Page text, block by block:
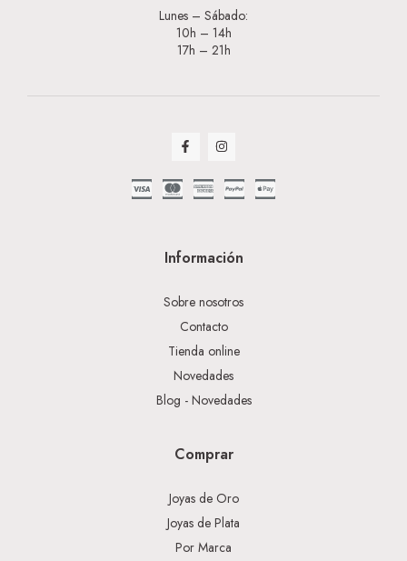
Lunes – Sábado:
10h – 14h
17h – 21h
Información
Sobre nosotros
Contacto
Tienda online
Novedades
Blog - Novedades
Comprar
Joyas de Oro
Joyas de Plata
Por Marca